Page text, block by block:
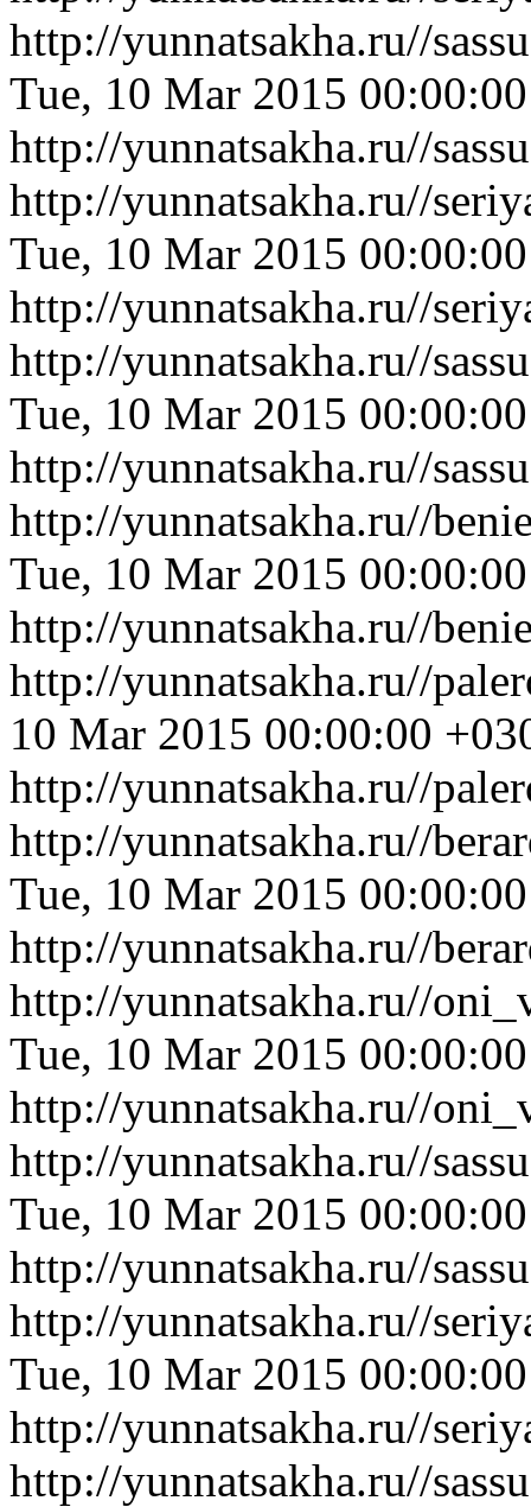
http://yunnatsakha.ru//
Tue, 10 Mar 2015
http://yunnatsakha.ru//
http://yunnatsakha.ru//
Tue, 10 Mar 2015
http://yunnatsakha.ru//
http://yunnatsakha.ru//
Tue, 10 Mar 2015
http://yunnatsakha.ru//
http://yunnatsakha.ru//
Tue, 10 Mar 2015
http://yunnatsakha.ru//
http://yunnatsakha.ru//
10 Mar 2015 00:00:00
http://yunnatsakha.ru//
http://yunnatsakha.ru//
Tue, 10 Mar 2015
http://yunnatsakha.ru//
http://yunnatsakha.ru//
Tue, 10 Mar 2015
http://yunnatsakha.ru//
http://yunnatsakha.ru//
Tue, 10 Mar 2015
http://yunnatsakha.ru//
http://yunnatsakha.ru//
Tue, 10 Mar 2015
http://yunnatsakha.ru//
http://yunnatsakha.ru//